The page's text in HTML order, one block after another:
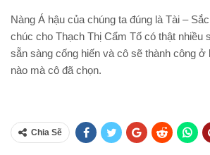
Nàng Á hậu của chúng ta đúng là Tài –
chúc cho Thạch Thị Cẩm Tố có thật nhiều
sẵn sàng cống hiến và cô sẽ thành công
nào mà cô đã chọn.
Chia Sẽ